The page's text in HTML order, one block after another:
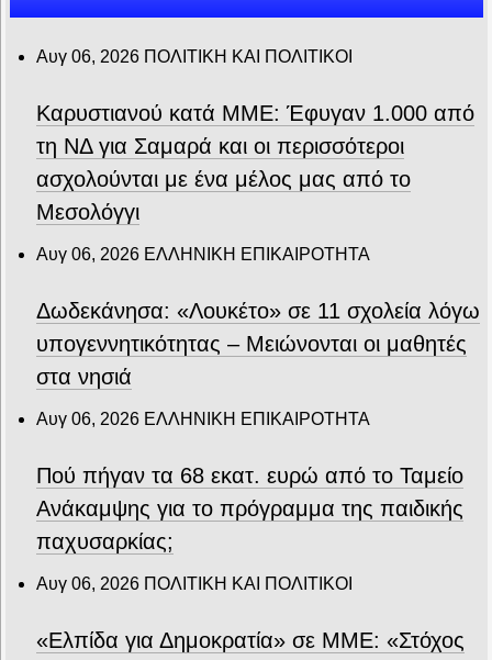
Αυγ 06, 2026 ΠΟΛΙΤΙΚΗ ΚΑΙ ΠΟΛΙΤΙΚΟΙ
Καρυστιανού κατά ΜΜΕ: Έφυγαν 1.000 από
τη ΝΔ για Σαμαρά και οι περισσότεροι
ασχολούνται με ένα μέλος μας από το
Μεσολόγγι
Αυγ 06, 2026 ΕΛΛΗΝΙΚΗ ΕΠΙΚΑΙΡΟΤΗΤΑ
Δωδεκάνησα: «Λουκέτο» σε 11 σχολεία λόγω
υπογεννητικότητας – Μειώνονται οι μαθητές
στα νησιά
Αυγ 06, 2026 ΕΛΛΗΝΙΚΗ ΕΠΙΚΑΙΡΟΤΗΤΑ
Πού πήγαν τα 68 εκατ. ευρώ από το Ταμείο
Ανάκαμψης για το πρόγραμμα της παιδικής
παχυσαρκίας;
Αυγ 06, 2026 ΠΟΛΙΤΙΚΗ ΚΑΙ ΠΟΛΙΤΙΚΟΙ
«Ελπίδα για Δημοκρατία» σε ΜΜΕ: «Στόχος